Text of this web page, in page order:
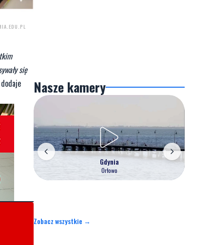
się
Nasze kamery
Gdynia
Orłowo
Zobacz wszystkie →